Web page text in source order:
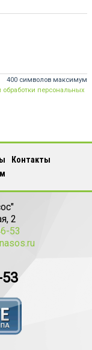
400 символов максимум
персональных
Контакты
2
53